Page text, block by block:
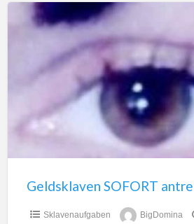
Geldsklaven
SOFORT
Geldsklaven SOFORT
Sklavenaufgaben BigDomina